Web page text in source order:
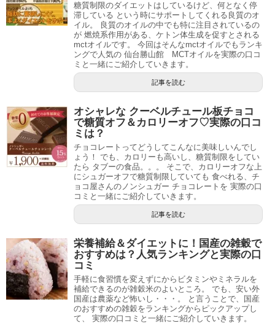
糖質制限のダイエットはしているけど、何となく停
滞している という時にサポートしてくれる良質のオ
イル。 良質のオイルの中でも特に注目されているの
が 燃焼系作用がある、ケトン体生成を促すとされる
mctオイルです。 今回はそんなmctオイルでもランキ
ングで人気の 仙台勝山館 MCTオイルを実際の口コ
ミと一緒にご紹介していきます。
記事を読む
オシャレな クーベルチュール板チョコ
で糖質オフ＆カロリーオフ♡実際の口コ
ミは？
チョコレートってどうしてこんなに美味しいんでし
ょう！ でも、カロリーも高いし、糖質制限をしてい
たら タブーの食品。。。 そこで、カロリーオフな上
にシュガーオフで糖質制限していても 食べれる、チ
ョコ屋さんのノンシュガー チョコレートを 実際の口
コミと一緒にご紹介していきます。
記事を読む
栄養補給＆ダイエットに！国産の雑穀で
おすすめは？人気ランキングと実際の口
コミ
手軽に食習慣を変えずにからビタミンやミネラルを
補給できるのが雑穀米のよいところ。 でも、安い外
国産は農薬など怖いし・・・。 と言うことで、国産
のおすすめの雑穀をランキングからピックアップし
て、 実際の口コミと一緒にご紹介していきます。